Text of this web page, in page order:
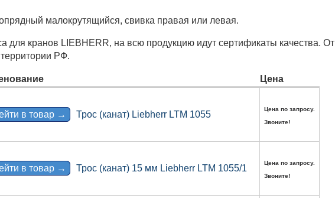
малокрутящийся, свивка правая или левая.
для кранов LIEBHERR, на всю продукцию идут сертификаты качества.
РФ.
Цена
в товар → Трос (канат) Liebherr LTM 1055
Цена по запросу.
Звоните!
в товар → Трос (канат) 15 мм Liebherr LTM 1055/1
Цена по запросу.
Звоните!